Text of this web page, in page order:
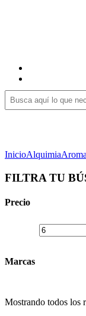
InicioAlquimia
FILTRA TU
Precio
Marcas
Mostrando todos los